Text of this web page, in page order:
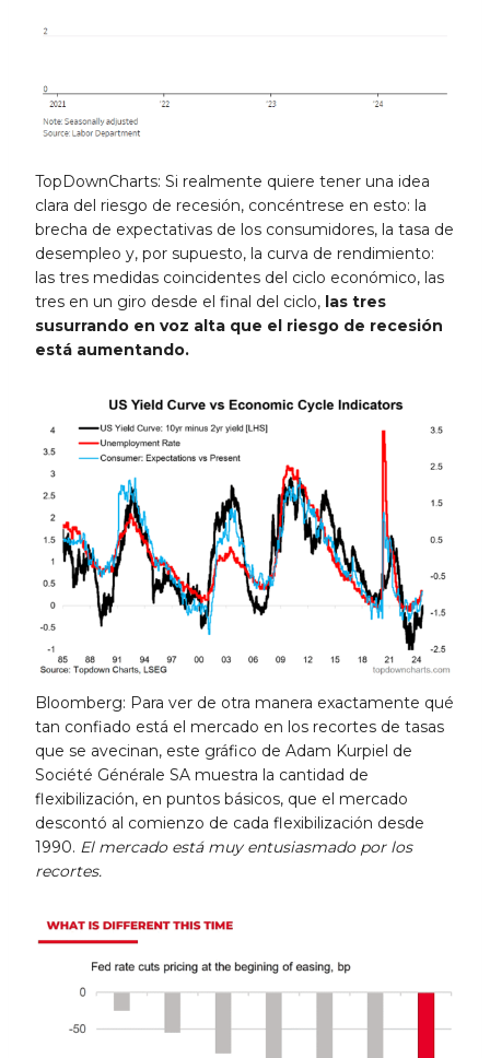
TopDownCharts: Si realmente quiere tener una idea
clara del riesgo de recesión, concéntrese en esto: la
brecha de expectativas de los consumidores, la tasa de
desempleo y, por supuesto, la curva de rendimiento:
las tres medidas coincidentes del ciclo económico, las
tres en un giro desde el final del ciclo, las tres
susurrando en voz alta que el riesgo de recesión
está aumentando.
Bloomberg: Para ver de otra manera exactamente qué
tan confiado está el mercado en los recortes de tasas
que se avecinan, este gráfico de Adam Kurpiel de
Société Générale SA muestra la cantidad de
flexibilización, en puntos básicos, que el mercado
descontó al comienzo de cada flexibilización desde
1990. El mercado está muy entusiasmado por los
recortes.